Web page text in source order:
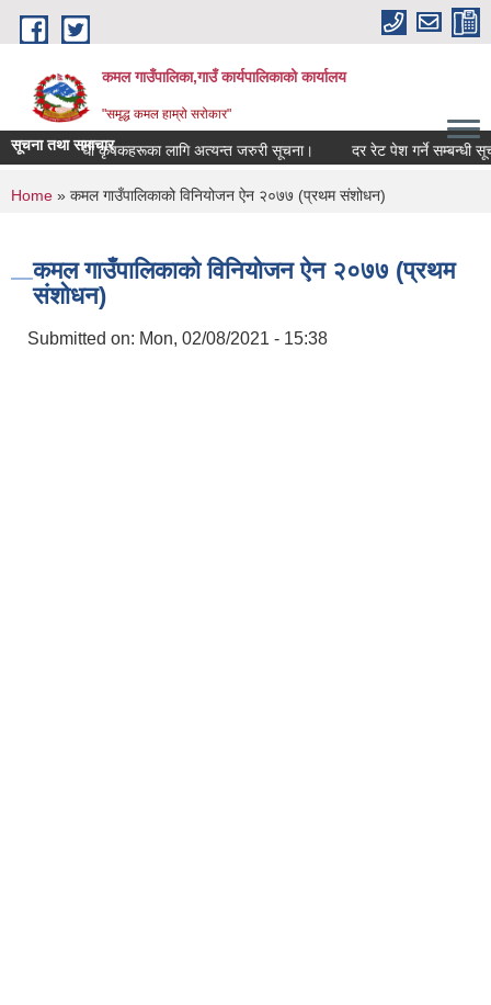
Skip to main content
कमल गाउँपालिका,गाउँ कार्यपालिकाको कार्यालय
"समृद्ध कमल हाम्रो सरोकार"
सूचना तथा समाचार
गर्ने सम्बन्धी कृषकहरूका लागि अत्यन्त जरुरी सूचना। दर रेट पेश गर्ने सम्बन्धी
You are here
Home » कमल गाउँपालिकाको विनियोजन ऐन २०७७ (प्रथम संशोधन)
कमल गाउँपालिकाको विनियोजन ऐन २०७७ (प्रथम
संशोधन)
Submitted on: Mon, 02/08/2021 - 15:38